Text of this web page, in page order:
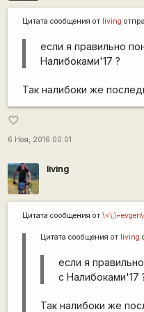
Цитата сообщения от living
если я правильно
Налибоками'17 ?
Так налибоки же
favorite_border
6 Ноя, 2016 00:01
living
Цитата сообщения от
Цитата сообщения от living
если я
с Налибоками'17
Так налибоки же